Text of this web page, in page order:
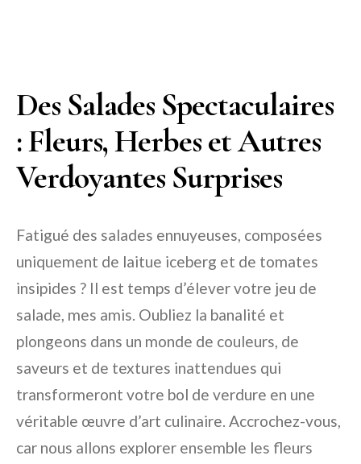
Des Salades Spectaculaires
: Fleurs, Herbes et Autres
Verdoyantes Surprises
Fatigué des salades ennuyeuses, composées
uniquement de laitue iceberg et de tomates
insipides ? Il est temps d’élever votre jeu de
salade, mes amis. Oubliez la banalité et
plongeons dans un monde de couleurs, de
saveurs et de textures inattendues qui
transformeront votre bol de verdure en une
véritable œuvre d’art culinaire. Accrochez-vous,
car nous allons explorer ensemble les fleurs